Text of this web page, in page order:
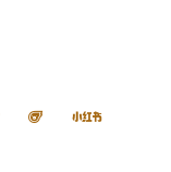
微博 飞猪 小红书